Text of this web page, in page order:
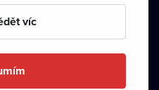
soukromí • Zásady používání
práva•
víc